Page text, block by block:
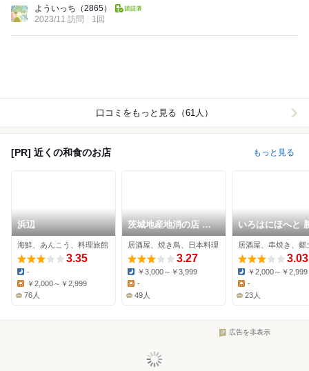
よういっち （2865）
2023/11 訪問
1回
口コミをもっと見る（61人）
[PR] 近くの和食のお店 もっと見る
浜辺
海鮮、あんこう、料理旅館
3.35
Dinner:
-
Lunch:
￥2,000～￥2,999
76人
茨城地産地消の店 あ
んこう鍋×常陸牛 もん
どころ 勝田駅東口店
居酒屋、焼き鳥、日本料理
3.27
Dinner:
￥3,000～￥3,999
Lunch:
-
49人
いろはにほへと
駅前店
居酒屋、串焼き、郷
3.03
Dinner:
￥2,000～￥2,999
Lunch:
-
23人
広告を非表示